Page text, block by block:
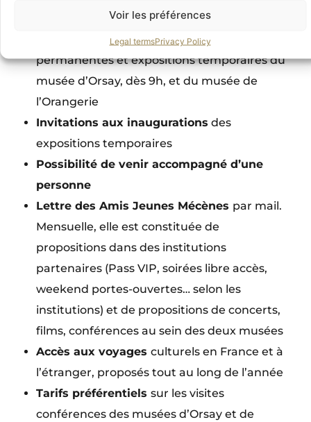
Voir les préférences
Legal termsPrivacy Policy
Accès illimité, gratuit et prioritaire
l’entrée réservée (A), aux collections
permanentes et expositions temporaires du
musée d’Orsay, dès 9h, et du musée de
l’Orangerie
Invitations aux inaugurations des
expositions temporaires
Possibilité de venir accompagné d’une
personne
Lettre des Amis Jeunes Mécènes par mail.
Mensuelle, elle est constituée de
propositions dans des institutions
partenaires (Pass VIP, soirées libre accès,
weekend portes-ouvertes… selon les
institutions) et de propositions de concerts,
films, conférences au sein des deux musées
Accès aux voyagesculturels en France et à
l’étranger, proposés tout au long de l’année
Tarifs préférentielssur les visites
conférences des musées d’Orsay et de